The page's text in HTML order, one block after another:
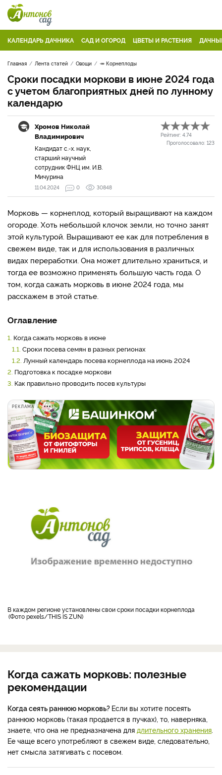
КАЛЕНДАРЬ ДАЧНИКА САД И ОГОРОД ЦВЕТЫ И РАСТЕНИЯ
Главная Лента статей Овощи 🥕 Корнеплоды
Сроки посадки моркови в июне 2024 года
с учетом благоприятных дней по лунному
календарю
Хромов Николай
Владимирович
Кандидат с.-х. наук,
старший научный
сотрудник ФНЦ им. И.В.
Мичурина
Рейтинг: 4.74
Проголосовало: 123
11.04.2024 0 30848
Морковь — корнеплод, который выращивают на каждом
огороде. Хоть небольшой клочок земли, но точно занят
этой культурой. Выращивают ее как для потребления в
свежем виде, так и для использования в различных
видах переработки. Она может длительно храниться, и
тогда ее возможно применять большую часть года. О
том, когда сажать морковь в июне 2024 года, мы
расскажем в этой статье.
Оглавление
1. Когда сажать морковь в июне
1.1. Сроки посева семян в разных регионах
1.2. Лунный календарь посева корнеплода на июнь 2024
2. Подготовка к посадке моркови
3. Как правильно проводить посев культуры
РЕКЛАМА
в каждом регионе установлены свои сроки посадки корнеплода
Фото pexels/THIS IS ZUN
Когда сажать морковь: полезные
рекомендации
Когда сеять раннюю морковь? Если вы хотите посеять
раннюю морковь (такая продается в пучках), то, наверняка,
знаете, что она не предназначена для длительного хранения
Ее чаще всего употребляют в свежем виде, следовательно,
нет смысла затягивать с посевом.